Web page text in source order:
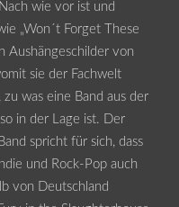
wie vor ist und
„Won´t Forget These
Aushängeschilder von
sie der Fachwelt
was eine Band aus der
in der Lage ist. Der
spricht für sich, dass
und Rock-Pop auch
von Deutschland